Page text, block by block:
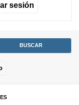
sesión